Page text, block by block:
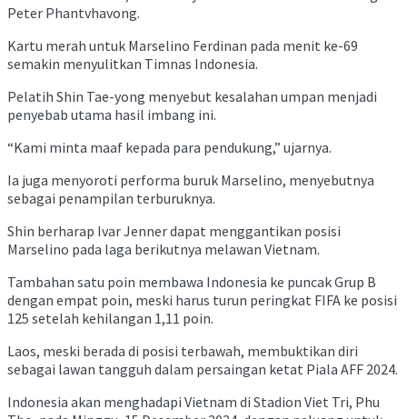
Peter Phantvhavong.
Kartu merah untuk Marselino Ferdinan pada menit ke-69
semakin menyulitkan Timnas Indonesia.
Pelatih Shin Tae-yong menyebut kesalahan umpan menjadi
penyebab utama hasil imbang ini.
“Kami minta maaf kepada para pendukung,” ujarnya.
Ia juga menyoroti performa buruk Marselino, menyebutnya
sebagai penampilan terburuknya.
Shin berharap Ivar Jenner dapat menggantikan posisi
Marselino pada laga berikutnya melawan Vietnam.
Tambahan satu poin membawa Indonesia ke puncak Grup B
dengan empat poin, meski harus turun peringkat FIFA ke posisi
125 setelah kehilangan 1,11 poin.
Laos, meski berada di posisi terbawah, membuktikan diri
sebagai lawan tangguh dalam persaingan ketat Piala AFF 2024.
Indonesia akan menghadapi Vietnam di Stadion Viet Tri, Phu